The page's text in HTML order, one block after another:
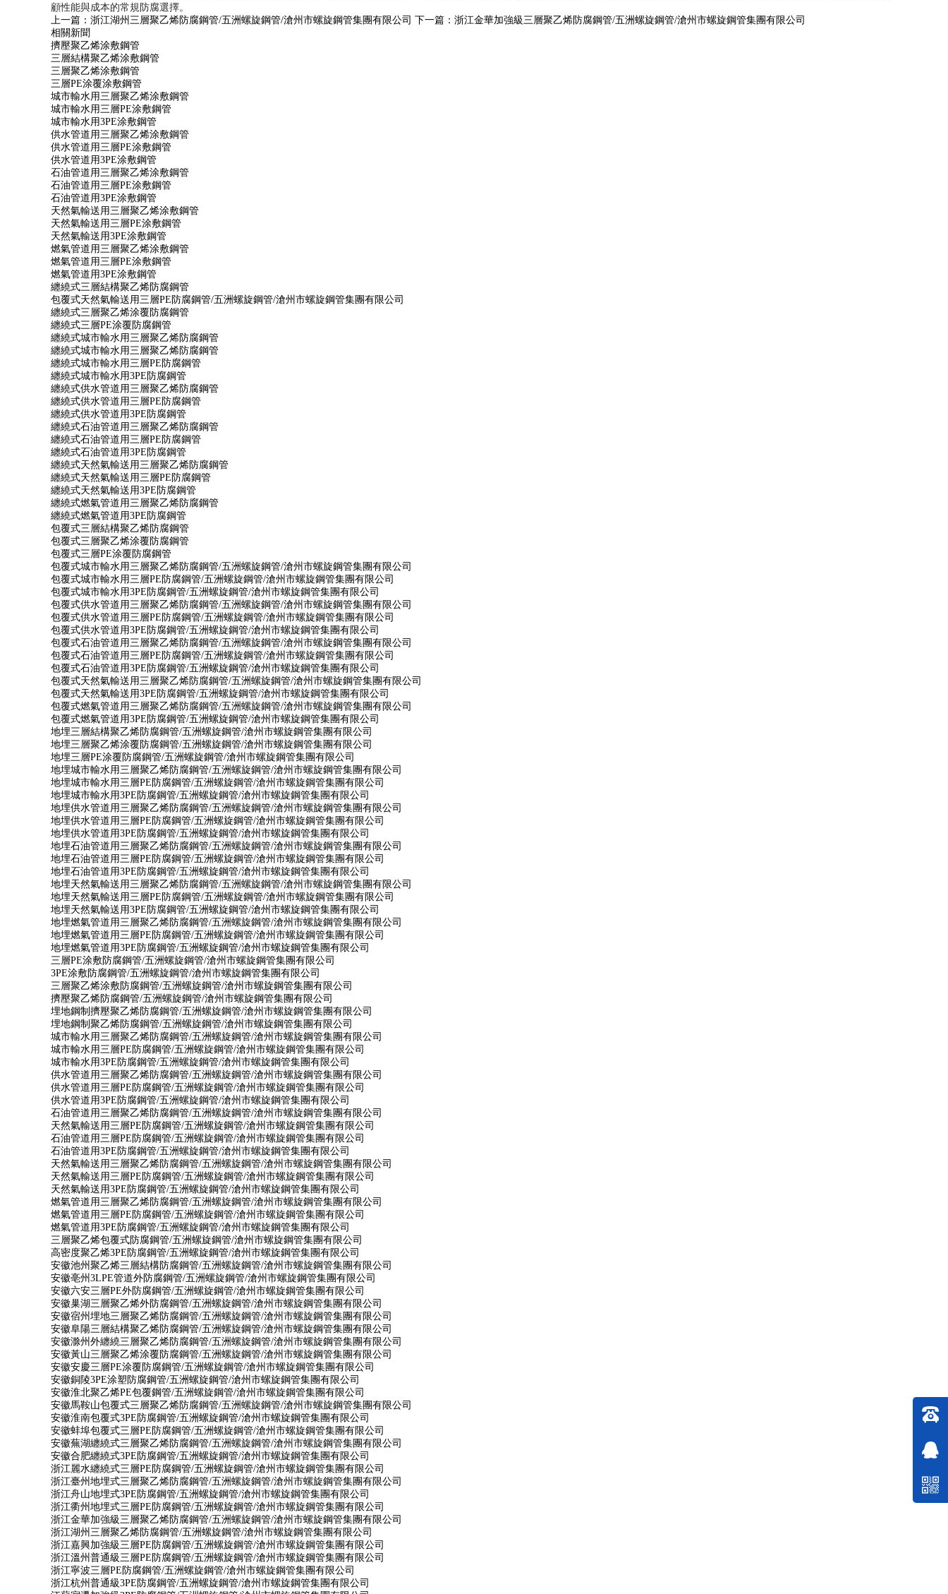
顧性能與成本的常規防腐選擇。
上一篇： 浙江湖州三層聚乙烯防腐鋼管/五洲螺旋鋼管/滄州市螺旋鋼管集團有限公司 下一篇： 浙江金華加強級三層聚乙烯防腐鋼管/五洲螺旋鋼管/滄州市螺旋鋼管集團有限公司
相關新聞
擠壓聚乙烯涂敷鋼管
三層結構聚乙烯涂敷鋼管
三層聚乙烯涂敷鋼管
三層PE涂覆涂敷鋼管
城市輸水用三層聚乙烯涂敷鋼管
城市輸水用三層PE涂敷鋼管
城市輸水用3PE涂敷鋼管
供水管道用三層聚乙烯涂敷鋼管
供水管道用三層PE涂敷鋼管
供水管道用3PE涂敷鋼管
石油管道用三層聚乙烯涂敷鋼管
石油管道用三層PE涂敷鋼管
石油管道用3PE涂敷鋼管
天然氣輸送用三層聚乙烯涂敷鋼管
天然氣輸送用三層PE涂敷鋼管
天然氣輸送用3PE涂敷鋼管
燃氣管道用三層聚乙烯涂敷鋼管
燃氣管道用三層PE涂敷鋼管
燃氣管道用3PE涂敷鋼管
纏繞式三層結構聚乙烯防腐鋼管
包覆式天然氣輸送用三層PE防腐鋼管/五洲螺旋鋼管/滄州市螺旋鋼管集團有限公司
纏繞式三層聚乙烯涂覆防腐鋼管
纏繞式三層PE涂覆防腐鋼管
纏繞式城市輸水用三層聚乙烯防腐鋼管
纏繞式城市輸水用三層聚乙烯防腐鋼管
纏繞式城市輸水用三層PE防腐鋼管
纏繞式城市輸水用3PE防腐鋼管
纏繞式供水管道用三層聚乙烯防腐鋼管
纏繞式供水管道用三層PE防腐鋼管
纏繞式供水管道用3PE防腐鋼管
纏繞式石油管道用三層聚乙烯防腐鋼管
纏繞式石油管道用三層PE防腐鋼管
纏繞式石油管道用3PE防腐鋼管
纏繞式天然氣輸送用三層聚乙烯防腐鋼管
纏繞式天然氣輸送用三層PE防腐鋼管
纏繞式天然氣輸送用3PE防腐鋼管
纏繞式燃氣管道用三層聚乙烯防腐鋼管
纏繞式燃氣管道用3PE防腐鋼管
包覆式三層結構聚乙烯防腐鋼管
包覆式三層聚乙烯涂覆防腐鋼管
包覆式三層PE涂覆防腐鋼管
包覆式城市輸水用三層聚乙烯防腐鋼管/五洲螺旋鋼管/滄州市螺旋鋼管集團有限公司
包覆式城市輸水用三層PE防腐鋼管/五洲螺旋鋼管/滄州市螺旋鋼管集團有限公司
包覆式城市輸水用3PE防腐鋼管/五洲螺旋鋼管/滄州市螺旋鋼管集團有限公司
包覆式供水管道用三層聚乙烯防腐鋼管/五洲螺旋鋼管/滄州市螺旋鋼管集團有限公司
包覆式供水管道用三層PE防腐鋼管/五洲螺旋鋼管/滄州市螺旋鋼管集團有限公司
包覆式供水管道用3PE防腐鋼管/五洲螺旋鋼管/滄州市螺旋鋼管集團有限公司
包覆式石油管道用三層聚乙烯防腐鋼管/五洲螺旋鋼管/滄州市螺旋鋼管集團有限公司
包覆式石油管道用三層PE防腐鋼管/五洲螺旋鋼管/滄州市螺旋鋼管集團有限公司
包覆式石油管道用3PE防腐鋼管/五洲螺旋鋼管/滄州市螺旋鋼管集團有限公司
包覆式天然氣輸送用三層聚乙烯防腐鋼管/五洲螺旋鋼管/滄州市螺旋鋼管集團有限公司
包覆式天然氣輸送用3PE防腐鋼管/五洲螺旋鋼管/滄州市螺旋鋼管集團有限公司
包覆式燃氣管道用三層聚乙烯防腐鋼管/五洲螺旋鋼管/滄州市螺旋鋼管集團有限公司
包覆式燃氣管道用3PE防腐鋼管/五洲螺旋鋼管/滄州市螺旋鋼管集團有限公司
地埋三層結構聚乙烯防腐鋼管/五洲螺旋鋼管/滄州市螺旋鋼管集團有限公司
地埋三層聚乙烯涂覆防腐鋼管/五洲螺旋鋼管/滄州市螺旋鋼管集團有限公司
地埋三層PE涂覆防腐鋼管/五洲螺旋鋼管/滄州市螺旋鋼管集團有限公司
地埋城市輸水用三層聚乙烯防腐鋼管/五洲螺旋鋼管/滄州市螺旋鋼管集團有限公司
地埋城市輸水用三層PE防腐鋼管/五洲螺旋鋼管/滄州市螺旋鋼管集團有限公司
地埋城市輸水用3PE防腐鋼管/五洲螺旋鋼管/滄州市螺旋鋼管集團有限公司
地埋供水管道用三層聚乙烯防腐鋼管/五洲螺旋鋼管/滄州市螺旋鋼管集團有限公司
地埋供水管道用三層PE防腐鋼管/五洲螺旋鋼管/滄州市螺旋鋼管集團有限公司
地埋供水管道用3PE防腐鋼管/五洲螺旋鋼管/滄州市螺旋鋼管集團有限公司
地埋石油管道用三層聚乙烯防腐鋼管/五洲螺旋鋼管/滄州市螺旋鋼管集團有限公司
地埋石油管道用三層PE防腐鋼管/五洲螺旋鋼管/滄州市螺旋鋼管集團有限公司
地埋石油管道用3PE防腐鋼管/五洲螺旋鋼管/滄州市螺旋鋼管集團有限公司
地埋天然氣輸送用三層聚乙烯防腐鋼管/五洲螺旋鋼管/滄州市螺旋鋼管集團有限公司
地埋天然氣輸送用三層PE防腐鋼管/五洲螺旋鋼管/滄州市螺旋鋼管集團有限公司
地埋天然氣輸送用3PE防腐鋼管/五洲螺旋鋼管/滄州市螺旋鋼管集團有限公司
地埋燃氣管道用三層聚乙烯防腐鋼管/五洲螺旋鋼管/滄州市螺旋鋼管集團有限公司
地埋燃氣管道用三層PE防腐鋼管/五洲螺旋鋼管/滄州市螺旋鋼管集團有限公司
地埋燃氣管道用3PE防腐鋼管/五洲螺旋鋼管/滄州市螺旋鋼管集團有限公司
三層PE涂敷防腐鋼管/五洲螺旋鋼管/滄州市螺旋鋼管集團有限公司
3PE涂敷防腐鋼管/五洲螺旋鋼管/滄州市螺旋鋼管集團有限公司
三層聚乙烯涂敷防腐鋼管/五洲螺旋鋼管/滄州市螺旋鋼管集團有限公司
擠壓聚乙烯防腐鋼管/五洲螺旋鋼管/滄州市螺旋鋼管集團有限公司
埋地鋼制擠壓聚乙烯防腐鋼管/五洲螺旋鋼管/滄州市螺旋鋼管集團有限公司
埋地鋼制聚乙烯防腐鋼管/五洲螺旋鋼管/滄州市螺旋鋼管集團有限公司
城市輸水用三層聚乙烯防腐鋼管/五洲螺旋鋼管/滄州市螺旋鋼管集團有限公司
城市輸水用三層PE防腐鋼管/五洲螺旋鋼管/滄州市螺旋鋼管集團有限公司
城市輸水用3PE防腐鋼管/五洲螺旋鋼管/滄州市螺旋鋼管集團有限公司
供水管道用三層聚乙烯防腐鋼管/五洲螺旋鋼管/滄州市螺旋鋼管集團有限公司
供水管道用三層PE防腐鋼管/五洲螺旋鋼管/滄州市螺旋鋼管集團有限公司
供水管道用3PE防腐鋼管/五洲螺旋鋼管/滄州市螺旋鋼管集團有限公司
石油管道用三層聚乙烯防腐鋼管/五洲螺旋鋼管/滄州市螺旋鋼管集團有限公司
天然氣輸送用三層PE防腐鋼管/五洲螺旋鋼管/滄州市螺旋鋼管集團有限公司
石油管道用三層PE防腐鋼管/五洲螺旋鋼管/滄州市螺旋鋼管集團有限公司
石油管道用3PE防腐鋼管/五洲螺旋鋼管/滄州市螺旋鋼管集團有限公司
天然氣輸送用三層聚乙烯防腐鋼管/五洲螺旋鋼管/滄州市螺旋鋼管集團有限公司
天然氣輸送用三層PE防腐鋼管/五洲螺旋鋼管/滄州市螺旋鋼管集團有限公司
天然氣輸送用3PE防腐鋼管/五洲螺旋鋼管/滄州市螺旋鋼管集團有限公司
燃氣管道用三層聚乙烯防腐鋼管/五洲螺旋鋼管/滄州市螺旋鋼管集團有限公司
燃氣管道用三層PE防腐鋼管/五洲螺旋鋼管/滄州市螺旋鋼管集團有限公司
燃氣管道用3PE防腐鋼管/五洲螺旋鋼管/滄州市螺旋鋼管集團有限公司
三層聚乙烯包覆式防腐鋼管/五洲螺旋鋼管/滄州市螺旋鋼管集團有限公司
高密度聚乙烯3PE防腐鋼管/五洲螺旋鋼管/滄州市螺旋鋼管集團有限公司
安徽池州聚乙烯三層結構防腐鋼管/五洲螺旋鋼管/滄州市螺旋鋼管集團有限公司
安徽亳州3LPE管道外防腐鋼管/五洲螺旋鋼管/滄州市螺旋鋼管集團有限公司
安徽六安三層PE外防腐鋼管/五洲螺旋鋼管/滄州市螺旋鋼管集團有限公司
安徽巢湖三層聚乙烯外防腐鋼管/五洲螺旋鋼管/滄州市螺旋鋼管集團有限公司
安徽宿州埋地三層聚乙烯防腐鋼管/五洲螺旋鋼管/滄州市螺旋鋼管集團有限公司
安徽阜陽三層結構聚乙烯防腐鋼管/五洲螺旋鋼管/滄州市螺旋鋼管集團有限公司
安徽滁州外纏繞三層聚乙烯防腐鋼管/五洲螺旋鋼管/滄州市螺旋鋼管集團有限公司
安徽黃山三層聚乙烯涂覆防腐鋼管/五洲螺旋鋼管/滄州市螺旋鋼管集團有限公司
安徽安慶三層PE涂覆防腐鋼管/五洲螺旋鋼管/滄州市螺旋鋼管集團有限公司
安徽銅陵3PE涂塑防腐鋼管/五洲螺旋鋼管/滄州市螺旋鋼管集團有限公司
安徽淮北聚乙烯PE包覆鋼管/五洲螺旋鋼管/滄州市螺旋鋼管集團有限公司
安徽馬鞍山包覆式三層聚乙烯防腐鋼管/五洲螺旋鋼管/滄州市螺旋鋼管集團有限公司
安徽淮南包覆式3PE防腐鋼管/五洲螺旋鋼管/滄州市螺旋鋼管集團有限公司
安徽蚌埠包覆式三層PE防腐鋼管/五洲螺旋鋼管/滄州市螺旋鋼管集團有限公司
安徽蕪湖纏繞式三層聚乙烯防腐鋼管/五洲螺旋鋼管/滄州市螺旋鋼管集團有限公司
安徽合肥纏繞式3PE防腐鋼管/五洲螺旋鋼管/滄州市螺旋鋼管集團有限公司
浙江麗水纏繞式三層PE防腐鋼管/五洲螺旋鋼管/滄州市螺旋鋼管集團有限公司
浙江臺州地埋式三層聚乙烯防腐鋼管/五洲螺旋鋼管/滄州市螺旋鋼管集團有限公司
浙江舟山地埋式3PE防腐鋼管/五洲螺旋鋼管/滄州市螺旋鋼管集團有限公司
浙江衢州地埋式三層PE防腐鋼管/五洲螺旋鋼管/滄州市螺旋鋼管集團有限公司
浙江金華加強級三層聚乙烯防腐鋼管/五洲螺旋鋼管/滄州市螺旋鋼管集團有限公司
浙江湖州三層聚乙烯防腐鋼管/五洲螺旋鋼管/滄州市螺旋鋼管集團有限公司
浙江嘉興加強級三層PE防腐鋼管/五洲螺旋鋼管/滄州市螺旋鋼管集團有限公司
浙江溫州普通級三層PE防腐鋼管/五洲螺旋鋼管/滄州市螺旋鋼管集團有限公司
浙江寧波三層PE防腐鋼管/五洲螺旋鋼管/滄州市螺旋鋼管集團有限公司
浙江杭州普通級3PE防腐鋼管/五洲螺旋鋼管/滄州市螺旋鋼管集團有限公司